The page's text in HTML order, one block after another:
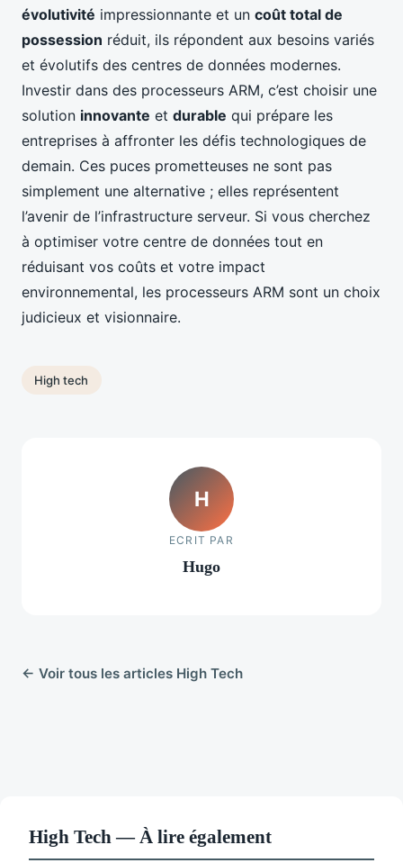
évolutivité impressionnante et un coût total de
possession réduit, ils répondent aux besoins variés
et évolutifs des centres de données modernes.
Investir dans des processeurs ARM, c’est choisir une
solution innovante et durable qui prépare les
entreprises à affronter les défis technologiques de
demain. Ces puces prometteuses ne sont pas
simplement une alternative ; elles représentent
l’avenir de l’infrastructure serveur. Si vous cherchez
à optimiser votre centre de données tout en
réduisant vos coûts et votre impact
environnemental, les processeurs ARM sont un choix
judicieux et visionnaire.
High tech
H
ECRIT PAR
Hugo
← Voir tous les articles High Tech
High Tech — À lire également